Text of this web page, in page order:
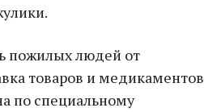
пожилых людей от
товаров и медикаментов
по специальному